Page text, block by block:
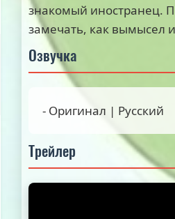
знакомый иностранец.
замечать, как вымысел
Озвучка
- Оригинал | Русский
Трейлер